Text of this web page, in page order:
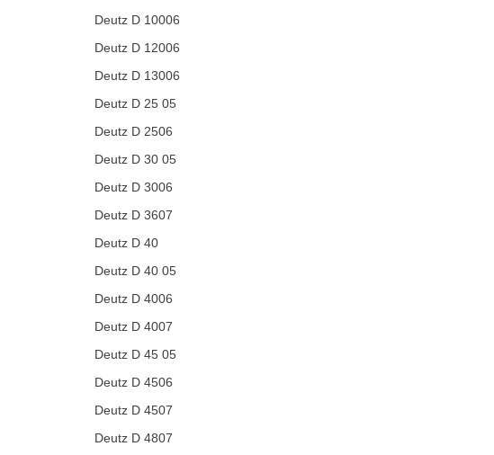
Deutz D 10006
Deutz D 12006
Deutz D 13006
Deutz D 25 05
Deutz D 2506
Deutz D 30 05
Deutz D 3006
Deutz D 3607
Deutz D 40
Deutz D 40 05
Deutz D 4006
Deutz D 4007
Deutz D 45 05
Deutz D 4506
Deutz D 4507
Deutz D 4807